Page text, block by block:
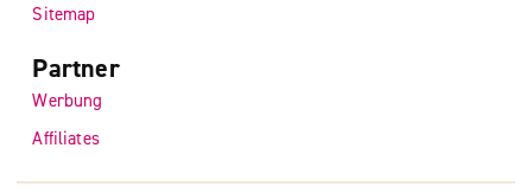
Sitemap
Partner
Werbung
Affiliates